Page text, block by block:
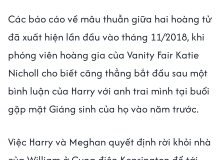
Các báo cáo về mâu thuẫn giữa hai hoàng tử
đã xuất hiện lần đầu vào tháng 11/2018, khi
phóng viên hoàng gia của Vanity Fair Katie
Nicholl cho biết căng thẳng bắt đầu sau một
bình luận của Harry với anh trai mình tại buổi
gặp mặt Giáng sinh của họ vào năm trước.
Việc Harry và Meghan quyết định rời khỏi nhà